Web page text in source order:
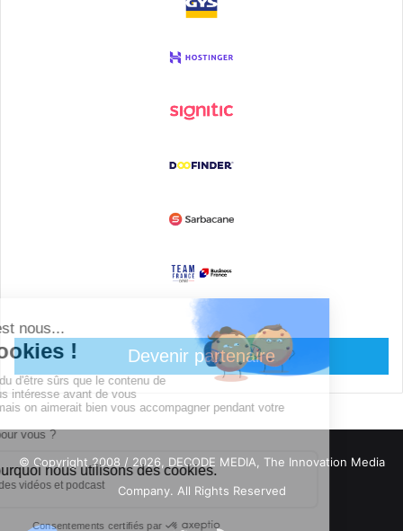
Devenir partenaire
© Copyright 2008 / 2026, DECODE MEDIA, The Innovation Media
Company. All Rights Reserved